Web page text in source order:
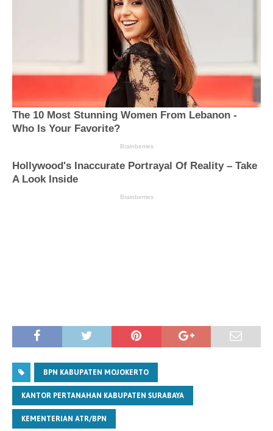
BPN KABUPATEN MOJOKERTO
KANTOR PERTANAHAN KABUPATEN SURABAYA
KEMENTERIAN ATR/BPN